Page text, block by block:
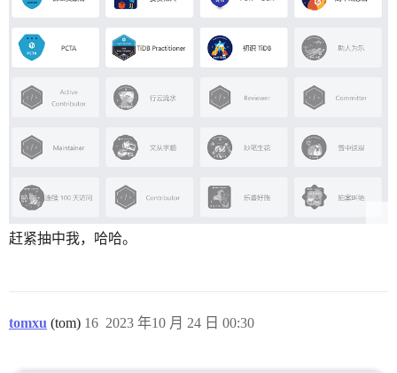
赶紧抽中我，哈哈。
tomxu (tom) 2023 年10 月 24 日 00:30
16